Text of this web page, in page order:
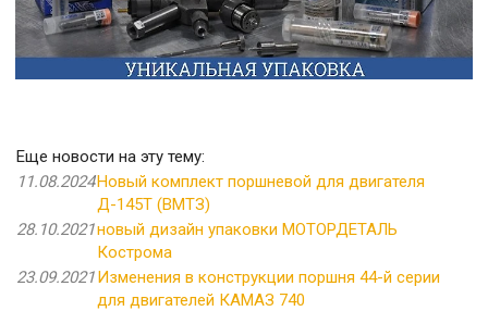
Еще новости на эту тему:
11.08.2024Новый комплект поршневой для двигателя
Д-145Т (ВМТЗ)
28.10.2021новый дизайн упаковки МОТОРДЕТАЛЬ
Кострома
23.09.2021Изменения в конструкции поршня 44-й серии
для двигателей КАМАЗ 740